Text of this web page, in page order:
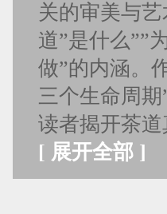
关的审美与
道”是什么””
做”的内涵。
三个生命周
读者揭开茶
[ 展开全部 ]